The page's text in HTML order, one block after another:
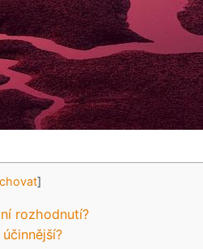
]
rozhodnutí?